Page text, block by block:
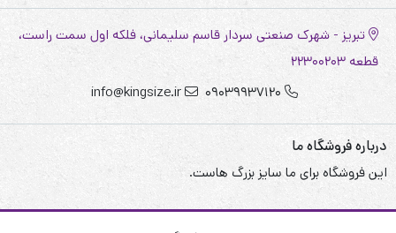
تبریز - شهرک صنعتی سردار قاسم سلیمانی، فلکه اول سمت راست،
قطعه 22300203
09039937120
info@kingsize.ir
درباره فروشگاه ما
این فروشگاه برای ما سایز بزرگ هاست.